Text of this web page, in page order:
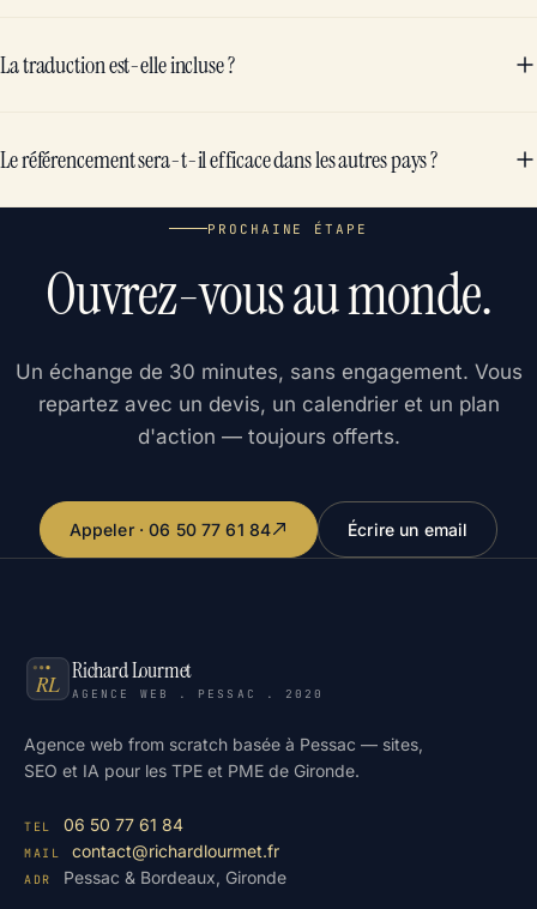
La traduction est-elle incluse ?
Le référencement sera-t-il efficace dans les autres pays ?
PROCHAINE ÉTAPE
Ouvrez-vous au monde.
Un échange de 30 minutes, sans engagement. Vous
repartez avec un devis, un calendrier et un plan
d'action — toujours offerts.
Appeler · 06 50 77 61 84 Écrire un email
Richard Lourmet
AGENCE WEB . PESSAC . 2020
Agence web from scratch basée à Pessac — sites,
SEO et IA pour les TPE et PME de Gironde.
TEL 06 50 77 61 84
MAIL contact@richardlourmet.fr
ADR Pessac & Bordeaux, Gironde